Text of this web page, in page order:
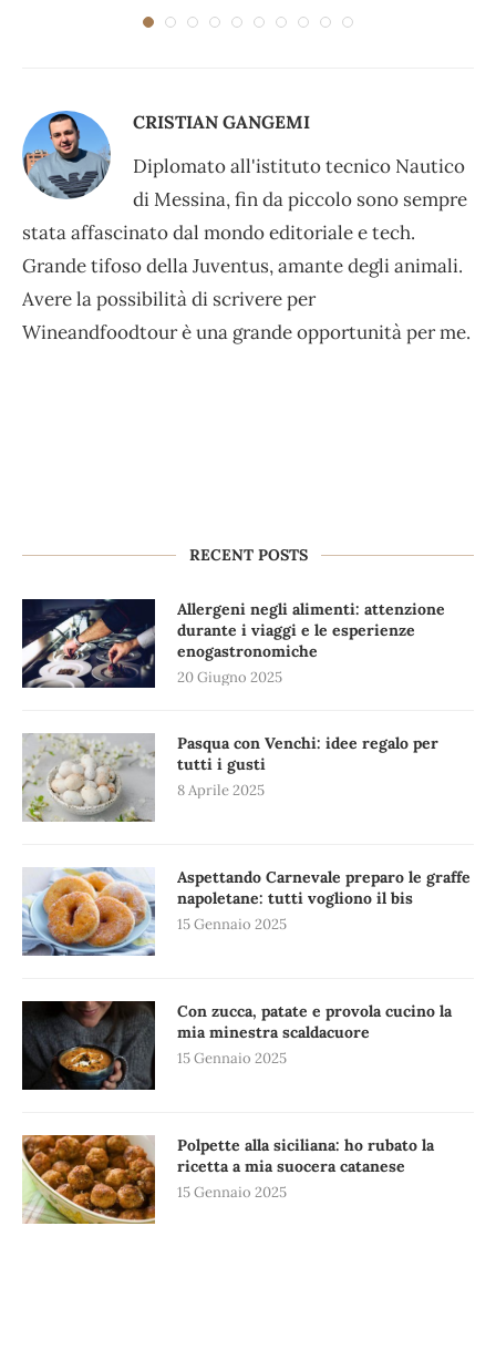
CRISTIAN GANGEMI
Diplomato all'istituto tecnico Nautico
di Messina, fin da piccolo sono sempre
stata affascinato dal mondo editoriale e tech.
Grande tifoso della Juventus, amante degli animali.
Avere la possibilità di scrivere per
Wineandfoodtour è una grande opportunità per me.
RECENT POSTS
Allergeni negli alimenti: attenzione
durante i viaggi e le esperienze
enogastronomiche
20 Giugno 2025
Pasqua con Venchi: idee regalo per
tutti i gusti
8 Aprile 2025
Aspettando Carnevale preparo le graffe
napoletane: tutti vogliono il bis
15 Gennaio 2025
Con zucca, patate e provola cucino la
mia minestra scaldacuore
15 Gennaio 2025
Polpette alla siciliana: ho rubato la
ricetta a mia suocera catanese
15 Gennaio 2025